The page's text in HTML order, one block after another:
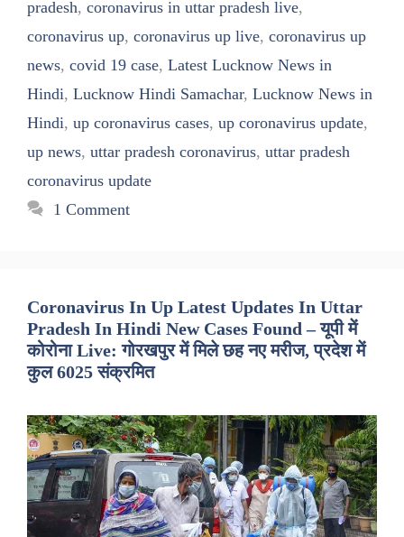
pradesh, coronavirus in uttar pradesh live,
coronavirus up, coronavirus up live, coronavirus up
news, covid 19 case, Latest Lucknow News in
Hindi, Lucknow Hindi Samachar, Lucknow News in
Hindi, up coronavirus cases, up coronavirus update,
up news, uttar pradesh coronavirus, uttar pradesh
coronavirus update
1 Comment
Coronavirus In Up Latest Updates In Uttar
Pradesh In Hindi New Cases Found – यूपी में
कोरोना Live: गोरखपुर में मिले छह नए मरीज, प्रदेश में
कुल 6025 संक्रमित